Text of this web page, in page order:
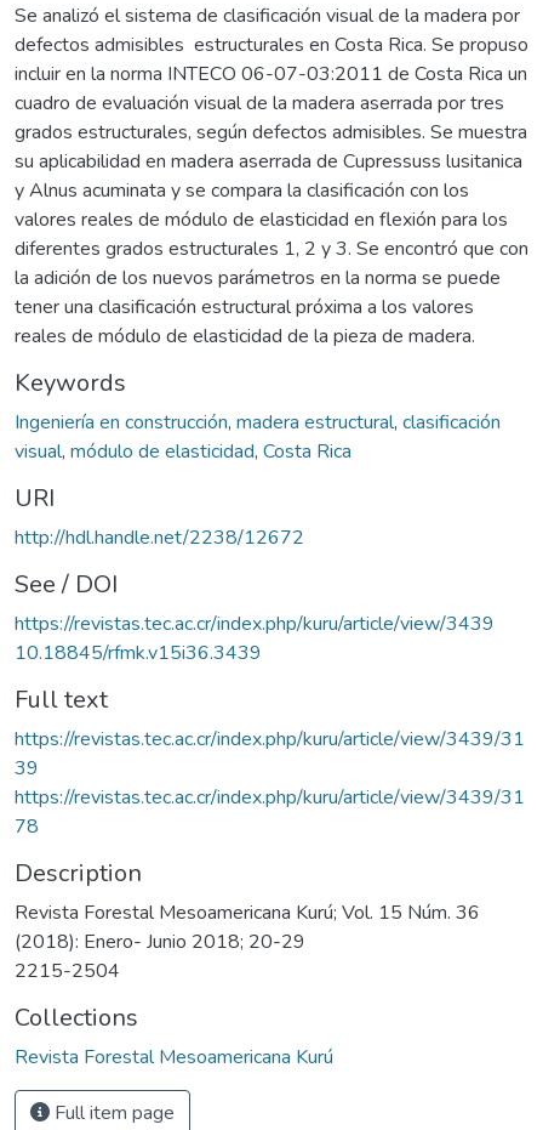
Se analizó el sistema de clasificación visual de la madera por
defectos admisibles estructurales en Costa Rica. Se propuso
incluir en la norma INTECO 06-07-03:2011 de Costa Rica un
cuadro de evaluación visual de la madera aserrada por tres
grados estructurales, según defectos admisibles. Se muestra
su aplicabilidad en madera aserrada de Cupressuss lusitanica
y Alnus acuminata y se compara la clasificación con los
valores reales de módulo de elasticidad en flexión para los
diferentes grados estructurales 1, 2 y 3. Se encontró que con
la adición de los nuevos parámetros en la norma se puede
tener una clasificación estructural próxima a los valores
reales de módulo de elasticidad de la pieza de madera.
Keywords
Ingeniería en construcción, madera estructural, clasificación
visual, módulo de elasticidad, Costa Rica
URI
http://hdl.handle.net/2238/12672
See / DOI
https://revistas.tec.ac.cr/index.php/kuru/article/view/3439
10.18845/rfmk.v15i36.3439
Full text
https://revistas.tec.ac.cr/index.php/kuru/article/view/3439/31
39
https://revistas.tec.ac.cr/index.php/kuru/article/view/3439/31
78
Description
Revista Forestal Mesoamericana Kurú; Vol. 15 Núm. 36
(2018): Enero- Junio 2018; 20-29
2215-2504
Collections
Revista Forestal Mesoamericana Kurú
Full item page